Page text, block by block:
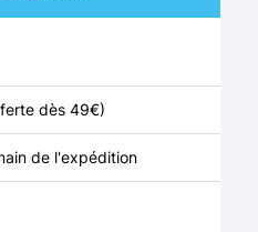
dès 49€)
de l'expédition